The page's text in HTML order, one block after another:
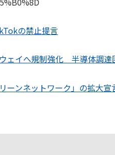
の禁止提言
ェイへ規制強化 半導体調達
ーンネットワーク」の拡大宣